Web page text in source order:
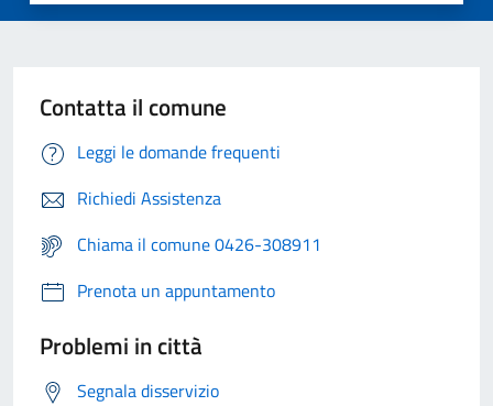
Contatta il comune
Leggi le domande frequenti
Richiedi Assistenza
Chiama il comune 0426-308911
Prenota un appuntamento
Problemi in città
Segnala disservizio